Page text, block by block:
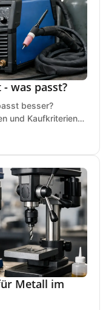
was passt?
besser?
und Kaufkriterien
Metall im